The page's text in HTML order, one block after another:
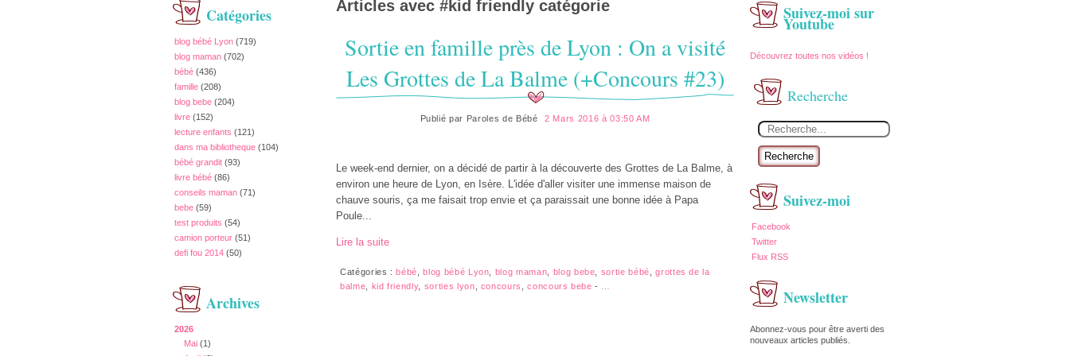
Catégories
blog bébé Lyon (719)
blog maman (702)
bébé (436)
famille (208)
blog bebe (204)
livre (152)
lecture enfants (121)
dans ma bibliotheque (104)
bébé grandit (93)
livre bébé (86)
conseils maman (71)
bebe (59)
test produits (54)
camion porteur (51)
defi fou 2014 (50)
Archives
2026
Mai (1)
Suivez-moi sur
Youtube
Découvrez toutes nos vidéos !
Recherche
Recherche
Suivez-moi
Facebook
Twitter
Flux RSS
Newsletter
Abonnez-vous pour être averti des
nouveaux articles publiés.
Articles avec #kid friendly catégorie
Sortie en famille près de Lyon : On a visité
Les Grottes de La Balme (+Concours #23)
Publié par Paroles de Bébé 2 Mars 2016 à 03:50 AM
Le week-end dernier, on a décidé de partir à la découverte des Grottes de La Balme, à
environ une heure de Lyon, en Isère. L'idée d'aller visiter une immense maison de
chauve souris, ça me faisait trop envie et ça paraissait une bonne idée à Papa
Poule...
Lire la suite
Catégories : bébé blog bébé Lyon blog maman blog bebe sortie bébé ,grottes de la
balme
kid friendly, sorties lyon concours ,concours bebe -